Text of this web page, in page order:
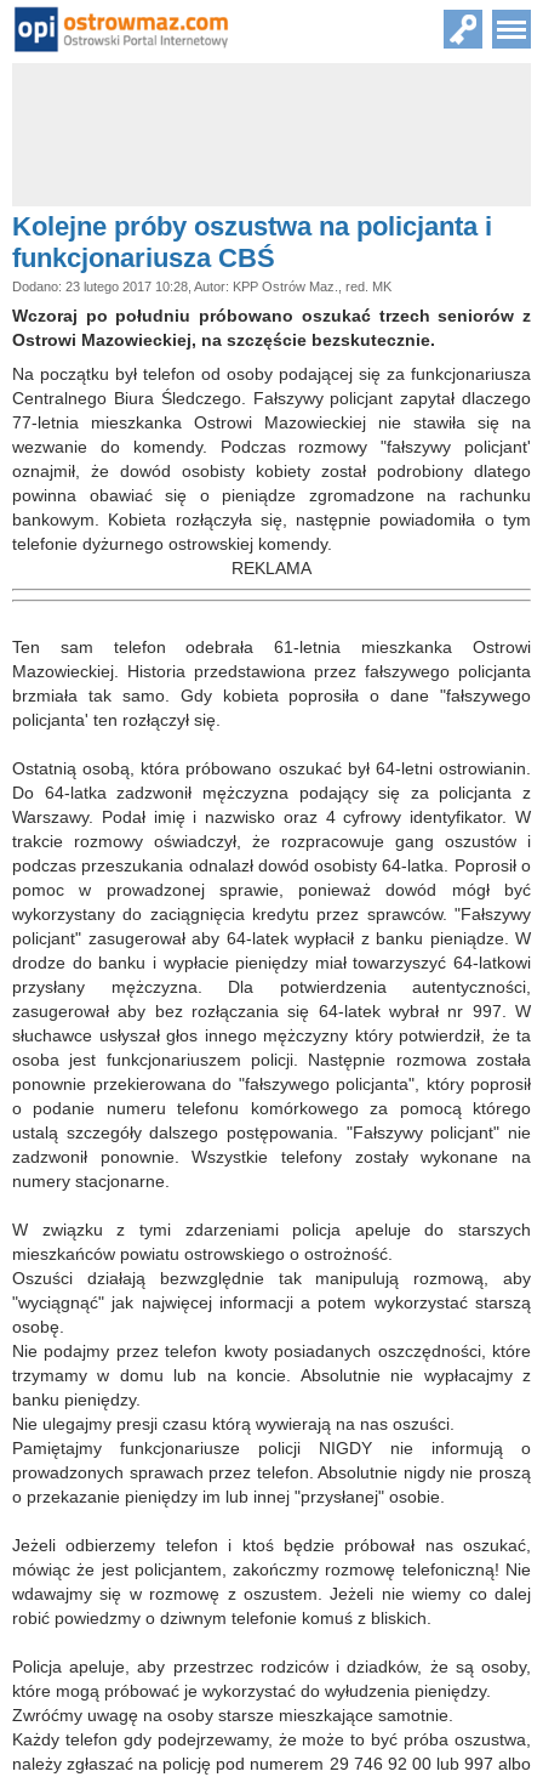
Kolejne próby oszustwa na policjanta i
funkcjonariusza CBŚ
Dodano: 23 lutego 2017 10:28, Autor: KPP Ostrów Maz., red. MK
Wczoraj po południu próbowano oszukać trzech seniorów z
Ostrowi Mazowieckiej, na szczęście bezskutecznie.
Na początku był telefon od osoby podającej się za funkcjonariusza
Centralnego Biura Śledczego. Fałszywy policjant zapytał dlaczego
77-letnia mieszkanka Ostrowi Mazowieckiej nie stawiła się na
wezwanie do komendy. Podczas rozmowy "fałszywy policjant'
oznajmił, że dowód osobisty kobiety został podrobiony dlatego
powinna obawiać się o pieniądze zgromadzone na rachunku
bankowym. Kobieta rozłączyła się, następnie powiadomiła o tym
telefonie dyżurnego ostrowskiej komendy.
REKLAMA
Ten sam telefon odebrała 61-letnia mieszkanka Ostrowi
Mazowieckiej. Historia przedstawiona przez fałszywego policjanta
brzmiała tak samo. Gdy kobieta poprosiła o dane "fałszywego
policjanta' ten rozłączył się.
Ostatnią osobą, która próbowano oszukać był 64-letni ostrowianin.
Do 64-latka zadzwonił mężczyzna podający się za policjanta z
Warszawy. Podał imię i nazwisko oraz 4 cyfrowy identyfikator. W
trakcie rozmowy oświadczył, że rozpracowuje gang oszustów i
podczas przeszukania odnalazł dowód osobisty 64-latka. Poprosił o
pomoc w prowadzonej sprawie, ponieważ dowód mógł być
wykorzystany do zaciągnięcia kredytu przez sprawców. "Fałszywy
policjant" zasugerował aby 64-latek wypłacił z banku pieniądze. W
drodze do banku i wypłacie pieniędzy miał towarzyszyć 64-latkowi
przysłany mężczyzna. Dla potwierdzenia autentyczności,
zasugerował aby bez rozłączania się 64-latek wybrał nr 997. W
słuchawce usłyszał głos innego mężczyzny który potwierdził, że ta
osoba jest funkcjonariuszem policji. Następnie rozmowa została
ponownie przekierowana do "fałszywego policjanta", który poprosił
o podanie numeru telefonu komórkowego za pomocą którego
ustalą szczegóły dalszego postępowania. "Fałszywy policjant" nie
zadzwonił ponownie. Wszystkie telefony zostały wykonane na
numery stacjonarne.
W związku z tymi zdarzeniami policja apeluje do starszych
mieszkańców powiatu ostrowskiego o ostrożność.
Oszuści działają bezwzględnie tak manipulują rozmową, aby
"wyciągnąć" jak najwięcej informacji a potem wykorzystać starszą
osobę.
Nie podajmy przez telefon kwoty posiadanych oszczędności, które
trzymamy w domu lub na koncie. Absolutnie nie wypłacajmy z
banku pieniędzy.
Nie ulegajmy presji czasu którą wywierają na nas oszuści.
Pamiętajmy funkcjonariusze policji NIGDY nie informują o
prowadzonych sprawach przez telefon. Absolutnie nigdy nie proszą
o przekazanie pieniędzy im lub innej "przysłanej" osobie.
Jeżeli odbierzemy telefon i ktoś będzie próbował nas oszukać,
mówiąc że jest policjantem, zakończmy rozmowę telefoniczną! Nie
wdawajmy się w rozmowę z oszustem. Jeżeli nie wiemy co dalej
robić powiedzmy o dziwnym telefonie komuś z bliskich.
Policja apeluje, aby przestrzec rodziców i dziadków, że są osoby,
które mogą próbować je wykorzystać do wyłudzenia pieniędzy.
Zwróćmy uwagę na osoby starsze mieszkające samotnie.
Każdy telefon gdy podejrzewamy, że może to być próba oszustwa,
należy zgłaszać na policję pod numerem 29 746 92 00 lub 997 albo